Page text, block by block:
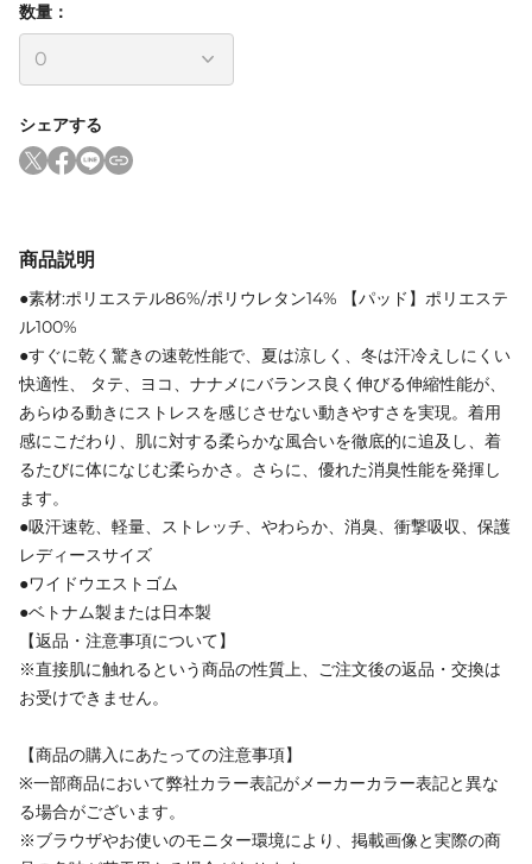
数量：
シェアする
商品説明
●素材:ポリエステル86%/ポリウレタン14% 【パッド】ポリエステ
ル100%
●すぐに乾く驚きの速乾性能で、夏は涼しく、冬は汗冷えしにくい
快適性、 タテ、ヨコ、ナナメにバランス良く伸びる伸縮性能が、
あらゆる動きにストレスを感じさせない動きやすさを実現。着用
感にこだわり、肌に対する柔らかな風合いを徹底的に追及し、着
るたびに体になじむ柔らかさ。さらに、優れた消臭性能を発揮し
ます。
●吸汗速乾、軽量、ストレッチ、やわらか、消臭、衝撃吸収、保護
レディースサイズ
●ワイドウエストゴム
●ベトナム製または日本製
【返品・注意事項について】
※直接肌に触れるという商品の性質上、ご注文後の返品・交換は
お受けできません。
【商品の購入にあたっての注意事項】
※一部商品において弊社カラー表記がメーカーカラー表記と異な
る場合がございます。
※ブラウザやお使いのモニター環境により、掲載画像と実際の商